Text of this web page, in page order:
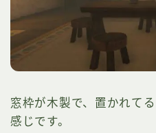
窓枠が木製で、置かれて
感じです。